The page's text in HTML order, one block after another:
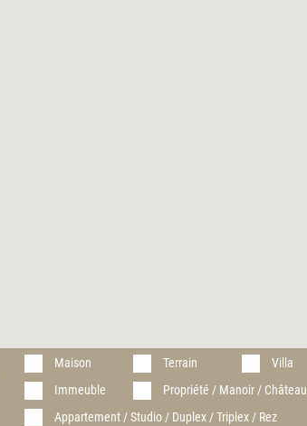
Maison Terrain
Villa
Immeuble
Propriété / Manoir / Château
Appartement / Studio / Duplex / Triplex / Rez